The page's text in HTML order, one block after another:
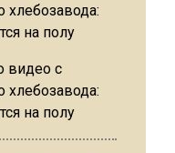
видео с
хлебозавода:
на полу